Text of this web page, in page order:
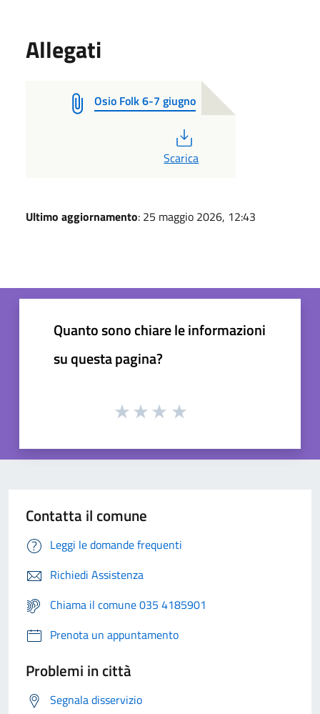
Allegati
Osio Folk 6-7 giugno
Scarica
Ultimo aggiornamento: 25 maggio 2026, 12:43
Quanto sono chiare le informazioni
su questa pagina?
Contatta il comune
Leggi le domande frequenti
Richiedi Assistenza
Chiama il comune 035 4185901
Prenota un appuntamento
Problemi in città
Segnala disservizio